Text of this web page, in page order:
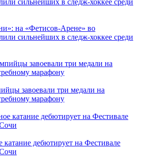
на «Фетисов-Арене» во
сильнейших в следж-хоккее среди
завоевали три медали на
марафону
дебютирует на Фестивале